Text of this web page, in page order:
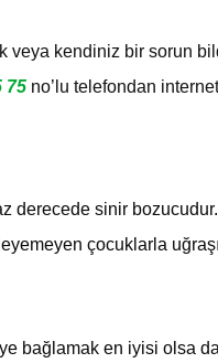
veya kendiniz bir sorun
75 no’lu telefondan
derecede sinir
çocuklarla
bağlamak en iyisi olsa